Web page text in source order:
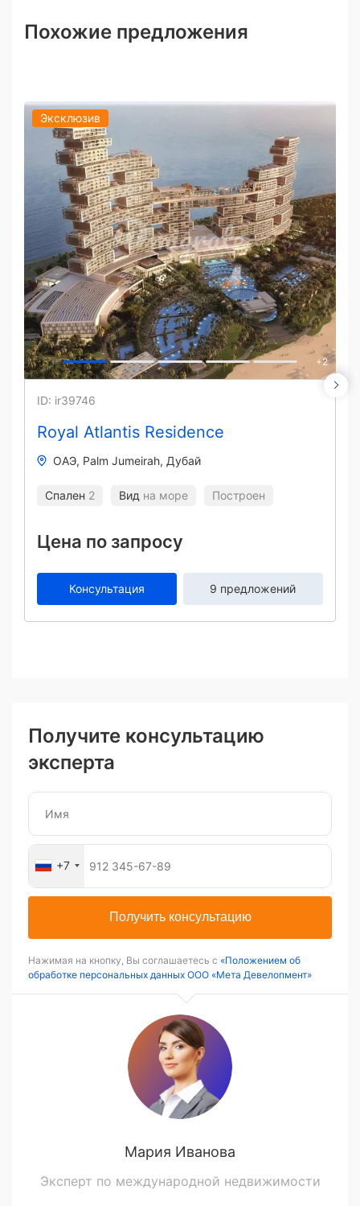
Похожие предложения
Эксклюзив
+2
Royal Atlantis Residence
ID: ir39746
ОАЭ Palm Jumeirah Дубай
Спален 2 Вид на море Построен
Цена по запросу
Консультация 9 предложений
Получите консультацию
эксперта
+7
Получить консультацию
Нажимая на кнопку, Вы соглашаетесь с «Положением об
обработке персональных данных ООО «Мета Девелопмент»
Мария Иванова
Эксперт по международной недвижимости